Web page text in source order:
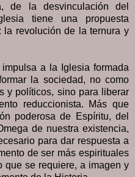
de la desvinculación del
tiene una propuesta
la revolución de la ternura y
a la Iglesia formada
la sociedad, no como
y políticos, sino para liberar
reduccionista. Más que
poderosa de Espíritu, del
de nuestra existencia,
para dar respuesta a
de ser más espirituales
que se requiere, a imagen y